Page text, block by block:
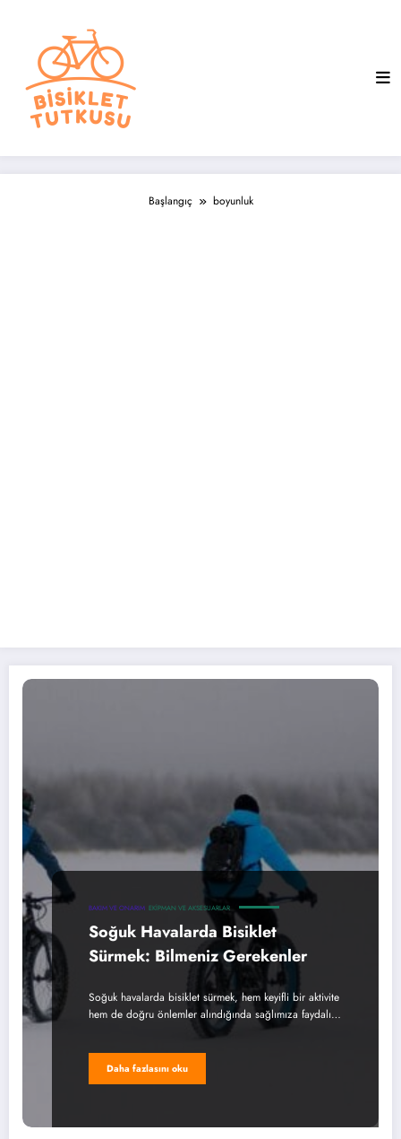
Başlangıç boyunluk
BAKIM VE ONARIM EKIPMAN VE AKSESUARLAR
Soğuk Havalarda Bisiklet
Sürmek: Bilmeniz Gerekenler
Soğuk havalarda bisiklet sürmek, hem keyifli bir aktivite
hem de doğru önlemler alındığında sağlımıza faydalı…
Daha fazlasını oku